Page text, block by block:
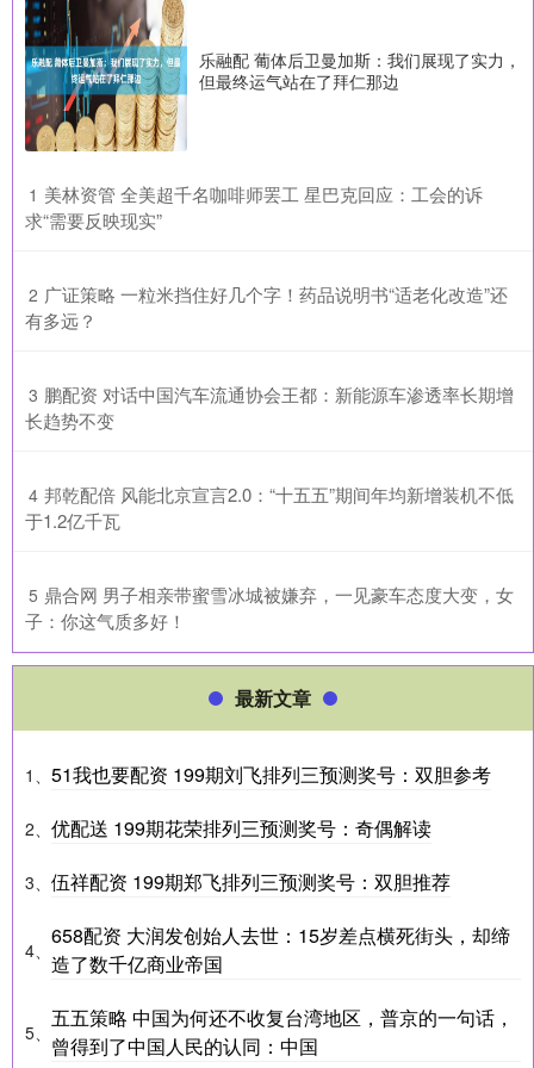
乐融配 葡体后卫曼加斯：我们展现了实力，
但最终运气站在了拜仁那边
1 ​美林资管 全美超千名咖啡师罢工 星巴克回应：工会的诉
求“需要反映现实”
2 ​广证策略 一粒米挡住好几个字！药品说明书“适老化改造”还
有多远？
3 ​鹏配资 对话中国汽车流通协会王都：新能源车渗透率长期增
长趋势不变
4 ​邦乾配倍 风能北京宣言2.0：“十五五”期间年均新增装机不低
于1.2亿千瓦
5 ​鼎合网 男子相亲带蜜雪冰城被嫌弃，一见豪车态度大变，女
子：你这气质多好！
最新文章
1、 51我也要配资 199期刘飞排列三预测奖号：双胆参考
2、 优配送 199期花荣排列三预测奖号：奇偶解读
3、 伍祥配资 199期郑飞排列三预测奖号：双胆推荐
4、
658配资 大润发创始人去世：15岁差点横死街头，却缔
造了数千亿商业帝国
5、
五五策略 中国为何还不收复台湾地区，普京的一句话，
曾得到了中国人民的认同：中国